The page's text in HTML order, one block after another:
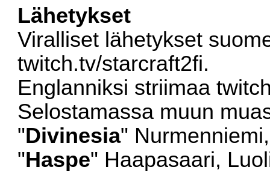
Lähetykset
Viralliset lähetykset
twitch.tv/starcraft2fi.
Englanniksi striimaa
Selostamassa muun
"Divinesia"
"Haspe" Haapasaari,